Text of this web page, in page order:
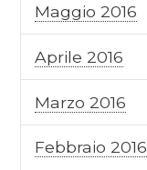
Maggio 2016
Aprile 2016
Marzo 2016
Febbraio 2016